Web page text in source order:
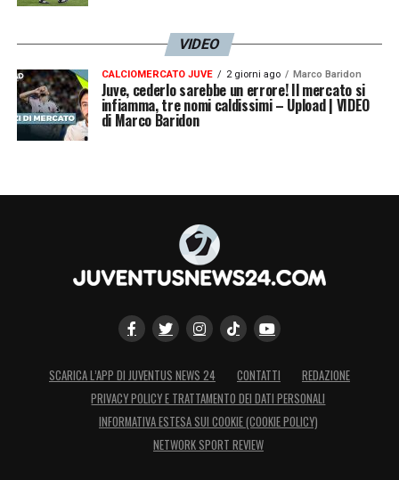
VIDEO
CALCIOMERCATO JUVE 2 giorni ago Marco Baridon
Juve, cederlo sarebbe un errore! Il mercato si
infiamma, tre nomi caldissimi – Upload | VIDEO
di Marco Baridon
SCARICA L’APP DI JUVENTUS NEWS 24 CONTATTI
REDAZIONE
PRIVACY POLICY E TRATTAMENTO DEI DATI PERSONALI
INFORMATIVA ESTESA SUI COOKIE (COOKIE POLICY)
NETWORK SPORT REVIEW